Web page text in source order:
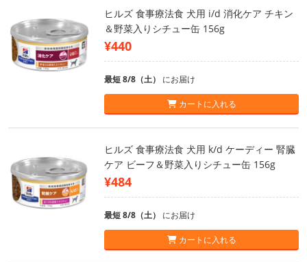
ヒルズ 食事療法食 犬用 i/d 消化ケア チキン
＆野菜入りシチュー缶 156g
¥440
最短 8/8（土） にお届け
カートに入れる
ヒルズ 食事療法食 犬用 k/d ケーディー 腎臓
ケア ビーフ＆野菜入りシチュー缶 156g
¥484
最短 8/8（土） にお届け
カートに入れる